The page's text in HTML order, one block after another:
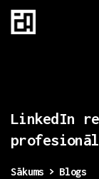
LinkedIn
Sākums
Blogs